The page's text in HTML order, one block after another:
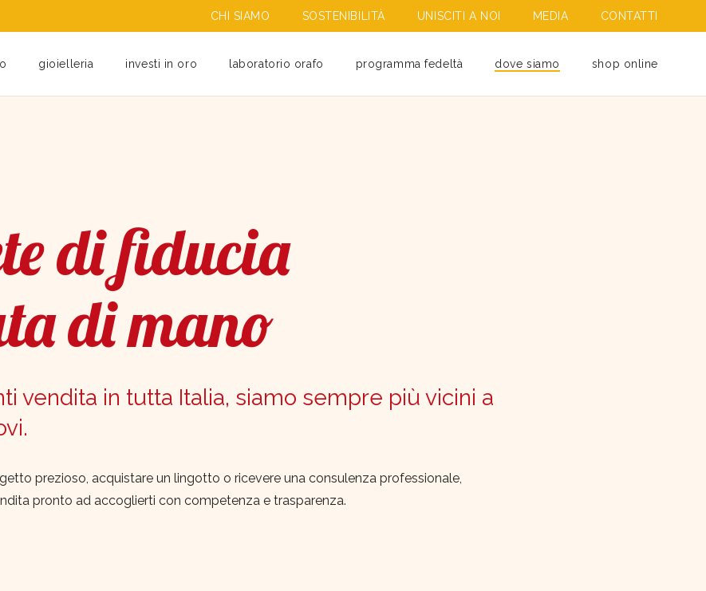
CHI SIAMO SOSTENIBILITÀ UNISCITI A NOI MEDIA CONTATTI
gioielleria investi in oro laboratorio orafo programma fedeltà dove siamo shop online
di fiducia
di mano
vendita in tutta Italia, siamo sempre più vicini a
prezioso, acquistare un lingotto o ricevere una consulenza professionale,
pronto ad accoglierti con competenza e trasparenza.